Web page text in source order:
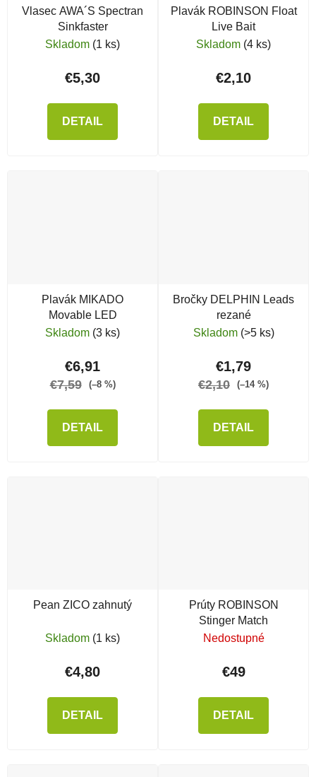
Vlasec AWA´S Spectran
Sinkfaster
Skladom (1 ks)
€5,30
DETAIL
Plavák ROBINSON Float
Live Bait
Skladom (4 ks)
€2,10
DETAIL
Plavák MIKADO
Movable LED
Skladom (3 ks)
€6,91
€7,59 (–8 %)
DETAIL
Bročky DELPHIN Leads
rezané
Skladom (>5 ks)
€1,79
€2,10 (–14 %)
DETAIL
Pean ZICO zahnutý
Skladom (1 ks)
€4,80
DETAIL
Prúty ROBINSON
Stinger Match
Nedostupné
€49
DETAIL